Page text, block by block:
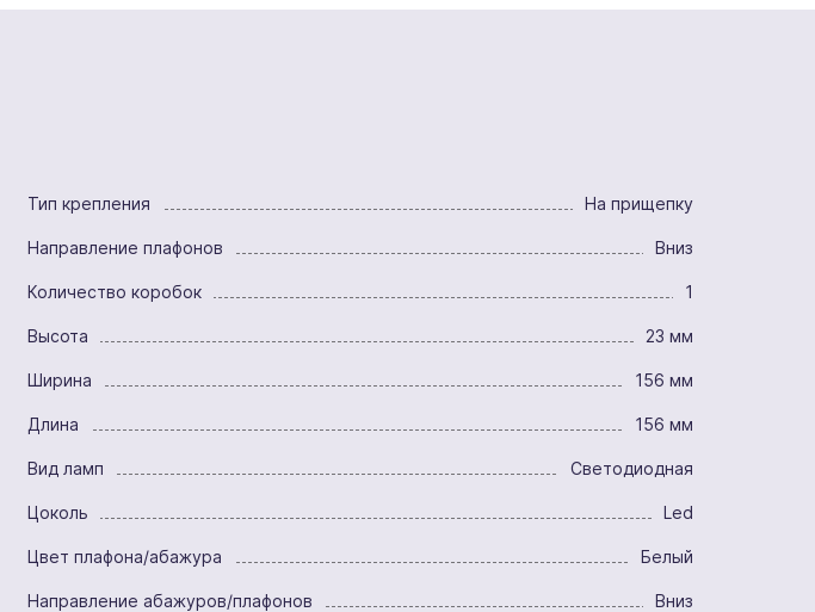
Тип крепления На прищепку
Направление плафонов Вниз
Количество коробок 1
Высота 23 мм
Ширина 156 мм
Длина 156 мм
Вид ламп Светодиодная
Цоколь Led
Цвет плафона/абажура Белый
Направление абажуров/плафонов Вниз